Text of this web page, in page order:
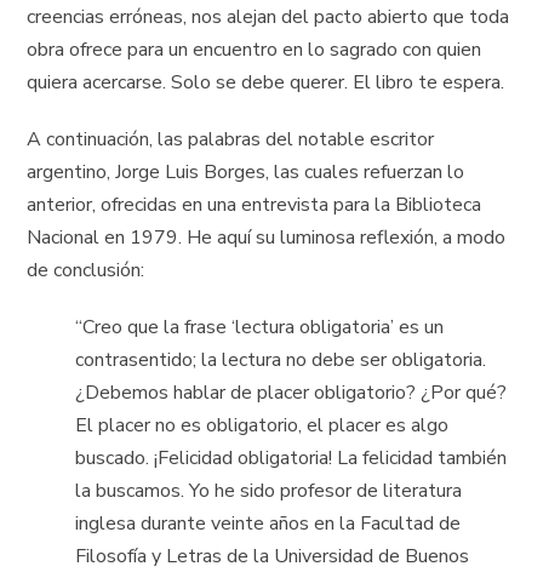
creencias erróneas, nos alejan del pacto abierto que toda
obra ofrece para un encuentro en lo sagrado con quien
quiera acercarse. Solo se debe querer. El libro te espera.
A continuación, las palabras del notable escritor
argentino, Jorge Luis Borges, las cuales refuerzan lo
anterior, ofrecidas en una entrevista para la Biblioteca
Nacional en 1979. He aquí su luminosa reflexión, a modo
de conclusión:
“Creo que la frase ‘lectura obligatoria’ es un
contrasentido; la lectura no debe ser obligatoria.
¿Debemos hablar de placer obligatorio? ¿Por qué?
El placer no es obligatorio, el placer es algo
buscado. ¡Felicidad obligatoria! La felicidad también
la buscamos. Yo he sido profesor de literatura
inglesa durante veinte años en la Facultad de
Filosofía y Letras de la Universidad de Buenos